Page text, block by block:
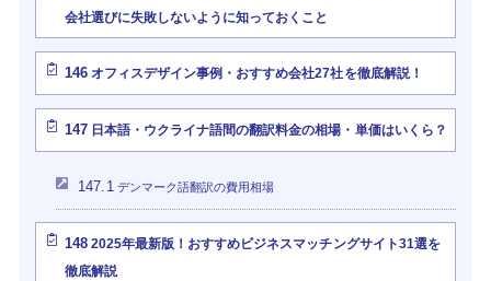
会社選びに失敗しないように知っておくこと
146 オフィスデザイン事例・おすすめ会社27社を徹底解説！
147 日本語・ウクライナ語間の翻訳料金の相場・単価はいくら？
147.1 デンマーク語翻訳の費用相場
148 2025年最新版！おすすめビジネスマッチングサイト31選を
徹底解説